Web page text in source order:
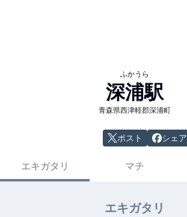
ふかうら
深浦駅
青森県西津軽郡深浦町
ポスト シェア
エキガタリ マチ
エキガタリ